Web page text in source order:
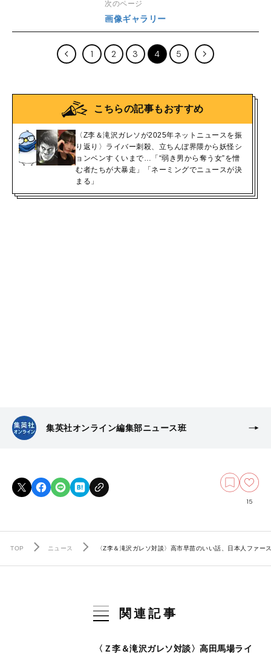
次のページ
画像ギャラリー
1 2 3 4 5
こちらの記事もおすすめ
〈Z李＆滝沢ガレソが2025年ネットニュースを振
り返り〉ライバー刺殺、立ちんぼ界隈から妖怪シ
ョンベンすくいまで…「“弱き男から奪う女”を憎
む者たちが大暴走」「ネーミングでニュースが決
まる」
集英社オンライン編集部ニュース班
15
TOP ニュース 〈Z李＆滝沢ガレソ対談〉高市早苗のいい話、日本人ファ
関連記事
〈Ｚ李＆滝沢ガレソ対談〉高田馬場ライ